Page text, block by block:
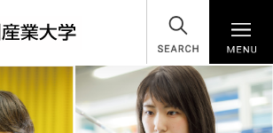
SEARCH